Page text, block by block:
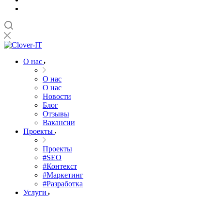
О нас
О нас
О нас
Новости
Блог
Отзывы
Вакансии
Проекты
Проекты
#SEO
#Контекст
#Маркетинг
#Разработка
Услуги